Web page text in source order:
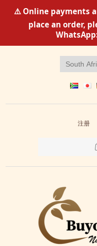
⚠️ Online payments
place an order,
注册